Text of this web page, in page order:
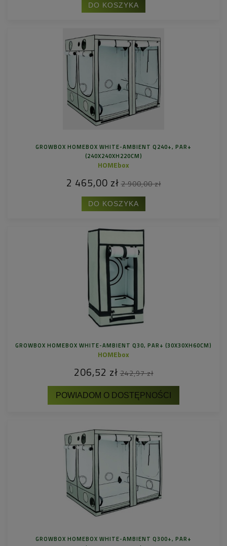
DO KOSZYKA
GROWBOX HOMEBOX WHITE-AMBIENT Q240+, PAR+
(240X240XH220CM)
HOMEbox
2 465,00 zł 2 900,00 zł
DO KOSZYKA
GROWBOX HOMEBOX WHITE-AMBIENT Q30, PAR+ (30X30XH60CM)
HOMEbox
206,52 zł 242,97 zł
POWIADOM O DOSTĘPNOŚCI
GROWBOX HOMEBOX WHITE-AMBIENT Q300+, PAR+